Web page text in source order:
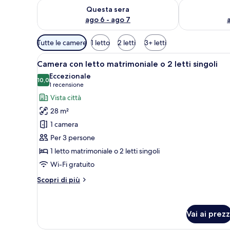
Questa sera
ago 6 - ago 7
Verifica la disponibilità per questa sera, ago 6 - ago 7
Verifica la
Filtri
disponibili
per
le
camere
Tutte le camere 1 letto 2 letti 3+ letti
Apri
tutte
le
foto
per
Camera
con
letto
matrimoniale
o
2
Camera d'albergo con due
7
Camera con letto matrimoniale o 2 letti singoli
10,010,0 su 10
Eccezionale
1 recensione
(1
recensione)
Vista città
28 m²
1 camera
Per 3 persone
1 letto matrimoniale o 2 letti singoli
Wi-Fi gratuito
Scopri di più
Altri
letto
Vai ai